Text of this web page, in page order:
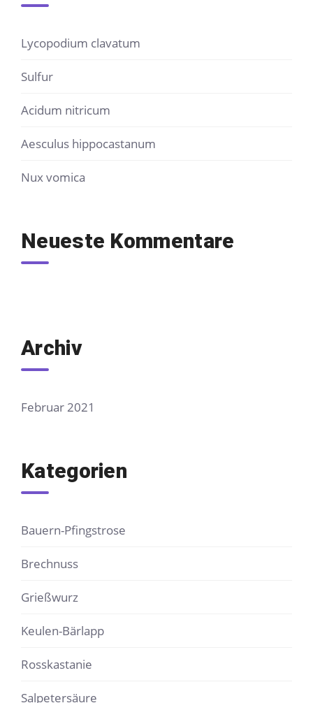
Lycopodium clavatum
Sulfur
Acidum nitricum
Aesculus hippocastanum
Nux vomica
Neueste Kommentare
Archiv
Februar 2021
Kategorien
Bauern-Pfingstrose
Brechnuss
Grießwurz
Keulen-Bärlapp
Rosskastanie
Salpetersäure